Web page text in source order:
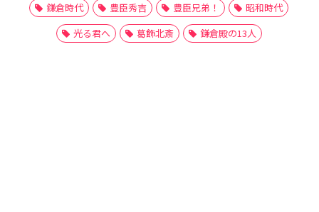
鎌倉時代
豊臣秀吉 豊臣兄弟！
昭和時代
光る君へ
葛飾北斎 鎌倉殿の13人